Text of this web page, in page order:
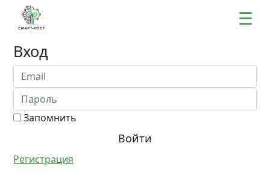
☰
Вход
Запомнить
Войти
Регистрация